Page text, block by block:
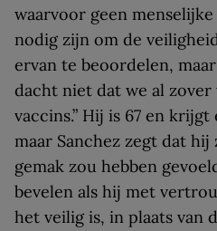
waarvoor geen
nodig zijn om de
ervan te beoordelen,
dacht niet dat we al
vaccins.” Hij is 67 en
maar Sanchez zegt dat
gemak zou hebben
bevelen als hij met
het veilig is, in plaats van